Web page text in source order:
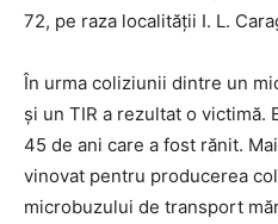
72, pe raza localității I. L.
În urma coliziunii dintre un
și un TIR a rezultat o victimă.
45 de ani care a fost rănit.
vinovat pentru producerea
microbuzului de transport